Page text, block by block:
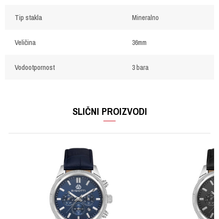
Tip stakla Mineralno
Veličina 36mm
Vodootpornost 3 bara
SLIČNI PROIZVODI